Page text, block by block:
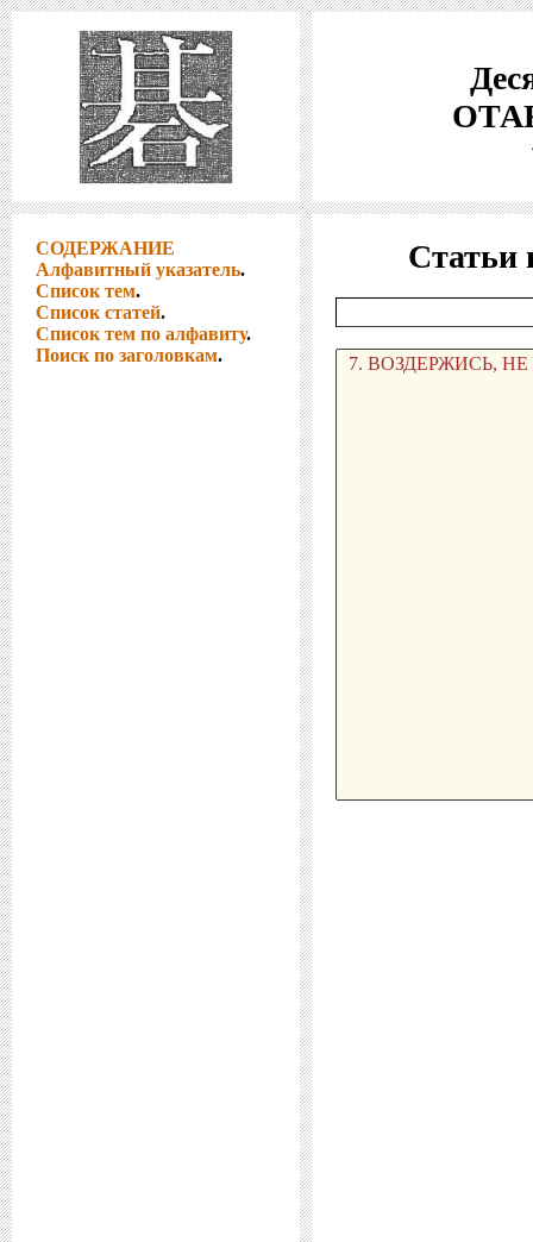
СОДЕРЖАНИЕ
Алфавитный указатель.
Список тем.
Список статей.
Список тем по алфавиту.
Поиск по заголовкам.
Статьи